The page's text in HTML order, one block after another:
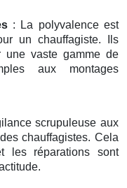
: La polyvalence est
un chauffagiste. Ils
une vaste gamme de
aux montages
scrupuleuse aux
chauffagistes. Cela
les réparations sont